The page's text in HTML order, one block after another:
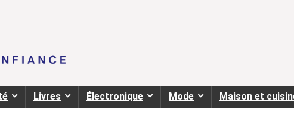
Livres Électronique Mode Maison et